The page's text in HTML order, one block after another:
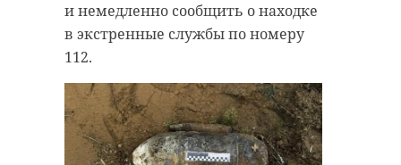
и немедленно сообщить о находке
в экстренные службы по номеру
112.